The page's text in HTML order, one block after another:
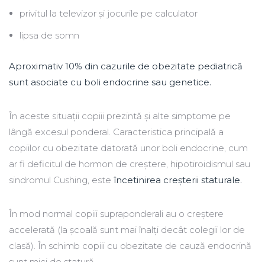
privitul la televizor și jocurile pe calculator
lipsa de somn
Aproximativ 10% din cazurile de obezitate pediatrică
sunt asociate cu boli endocrine sau genetice.
În aceste situații copiii prezintă și alte simptome pe
lângă excesul ponderal. Caracteristica principală a
copiilor cu obezitate datorată unor boli endocrine, cum
ar fi deficitul de hormon de creștere, hipotiroidismul sau
sindromul Cushing, este încetinirea creșterii staturale.
În mod normal copiii supraponderali au o creștere
accelerată (la școală sunt mai înalți decât colegii lor de
clasă). În schimb copiii cu obezitate de cauză endocrină